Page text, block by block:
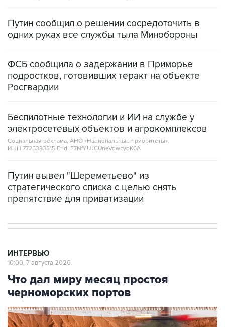
Путин сообщил о решении сосредоточить в
одних руках все службы тыла Минобороны
ФСБ сообщила о задержании в Приморье
подростков, готовивших теракт на объекте
Росгвардии
Беспилотные технологии и ИИ на службе у
электросетевых объектов и агрокомплексов
Социальная реклама, АНО «Национальные приоритеты».
ИНН 7725383515 Erid: F7NfYUJCUneVdwcydK6A
Путин вывел "Шереметьево" из
стратегического списка с целью снять
препятствие для приватизации
ИНТЕРВЬЮ
10:00, 7 августа 2026
Что дал миру месяц простоя
черноморских портов